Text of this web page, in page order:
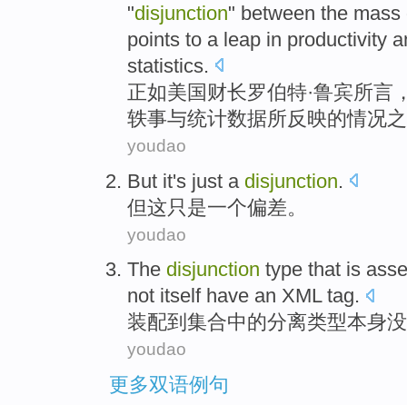
"disjunction" between the mass
points to a leap in productivity
statistics.
正如美国 财长罗伯特·鲁宾所言
轶事与统计数据所反映的情况
youdao
But it's just a disjunction.
但这只是一个偏差。
youdao
The disjunction type that is
not itselfhave an XML tag.
装配到 集合中的分离类型本身
youdao
更多双语例句